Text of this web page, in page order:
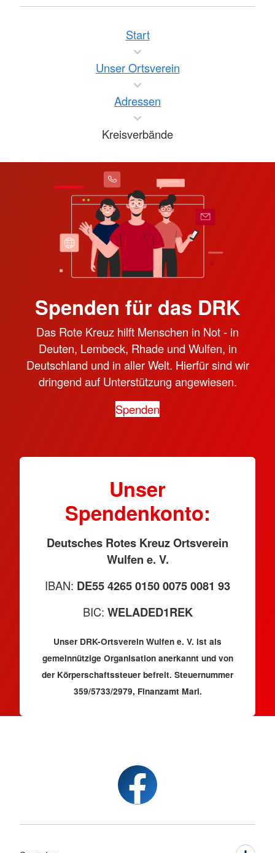
Start
Unser Ortsverein
Adressen
Kreisverbände
Spenden für das DRK
Das Rote Kreuz hilft Menschen in Not - in
Deuten, Lembeck, Rhade und Wulfen, in
Deutschland und in aller Welt. Hierfür sind wir
dringend auf Unterstützung angewiesen.
Spenden
Unser
Spendenkonto:
Deutsches Rotes Kreuz Ortsverein
Wulfen e. V.
IBAN: DE55 4265 0150 0075 0081 93
BIC: WELADED1REK
Unser DRK-Ortsverein Wulfen e. V. ist als
gemeinnützige Organisation anerkannt und von
der Körperschaftssteuer befreit. Steuernummer
359/5733/2979, Finanzamt Marl.